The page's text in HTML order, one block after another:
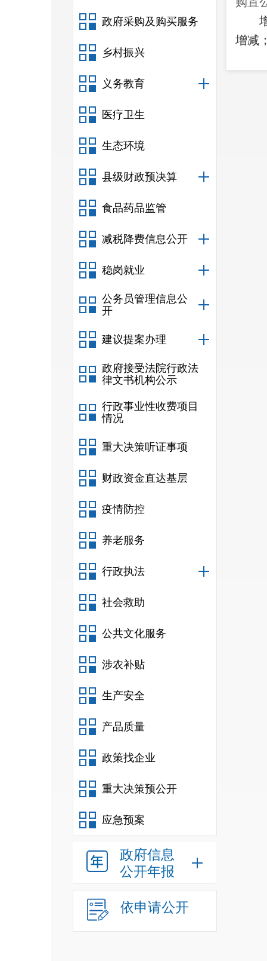
政府采购及购买服务
乡村振兴
义务教育
医疗卫生
生态环境
县级财政预决算
食品药品监管
减税降费信息公开
稳岗就业
公务员管理信息公
开
建议提案办理
政府接受法院行政法
律文书机构公示
行政事业性收费项目
情况
重大决策听证事项
财政资金直达基层
疫情防控
养老服务
行政执法
社会救助
公共文化服务
涉农补贴
生产安全
产品质量
政策找企业
重大决策预公开
应急预案
政府信息
公开年报
依申请公开
增减